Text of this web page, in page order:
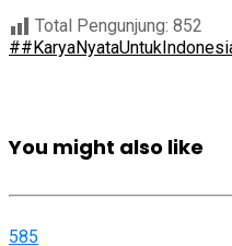
Total Pengunjung: 852
You might also like
585